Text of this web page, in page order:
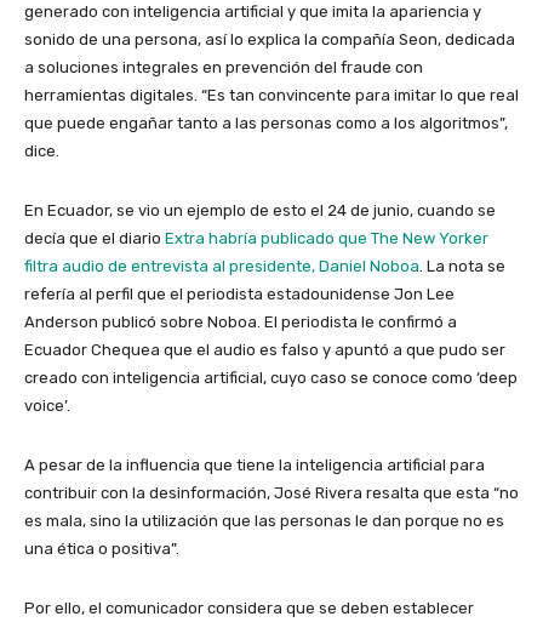
generado con inteligencia artificial y que imita la apariencia y
sonido de una persona, así lo explica la compañía Seon, dedicada
a soluciones integrales en prevención del fraude con
herramientas digitales. “Es tan convincente para imitar lo que real
que puede engañar tanto a las personas como a los algoritmos”,
dice.
En Ecuador, se vio un ejemplo de esto el 24 de junio, cuando se
decía que el diario Extra habría publicado que The New Yorker
filtra audio de entrevista al presidente, Daniel Noboa . La nota se
refería al perfil que el periodista estadounidense Jon Lee
Anderson publicó sobre Noboa. El periodista le confirmó a
Ecuador Chequea que el audio es falso y apuntó a que pudo ser
creado con inteligencia artificial, cuyo caso se conoce como ‘deep
voice’.
A pesar de la influencia que tiene la inteligencia artificial para
contribuir con la desinformación, José Rivera resalta que esta “no
es mala, sino la utilización que las personas le dan porque no es
una ética o positiva”.
Por ello, el comunicador considera que se deben establecer